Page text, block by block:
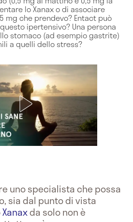
lo Xanax o di associare
mg che prendevo? Entact può
ipertensivo? Una persona
stomaco (ad esempio gastrite)
a quelli dello stress?
uno specialista che possa
sia dal punto di vista
Xanaxda solo non è